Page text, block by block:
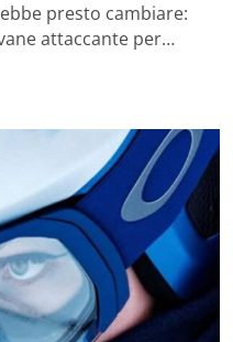
presto cambiare:
attaccante per…